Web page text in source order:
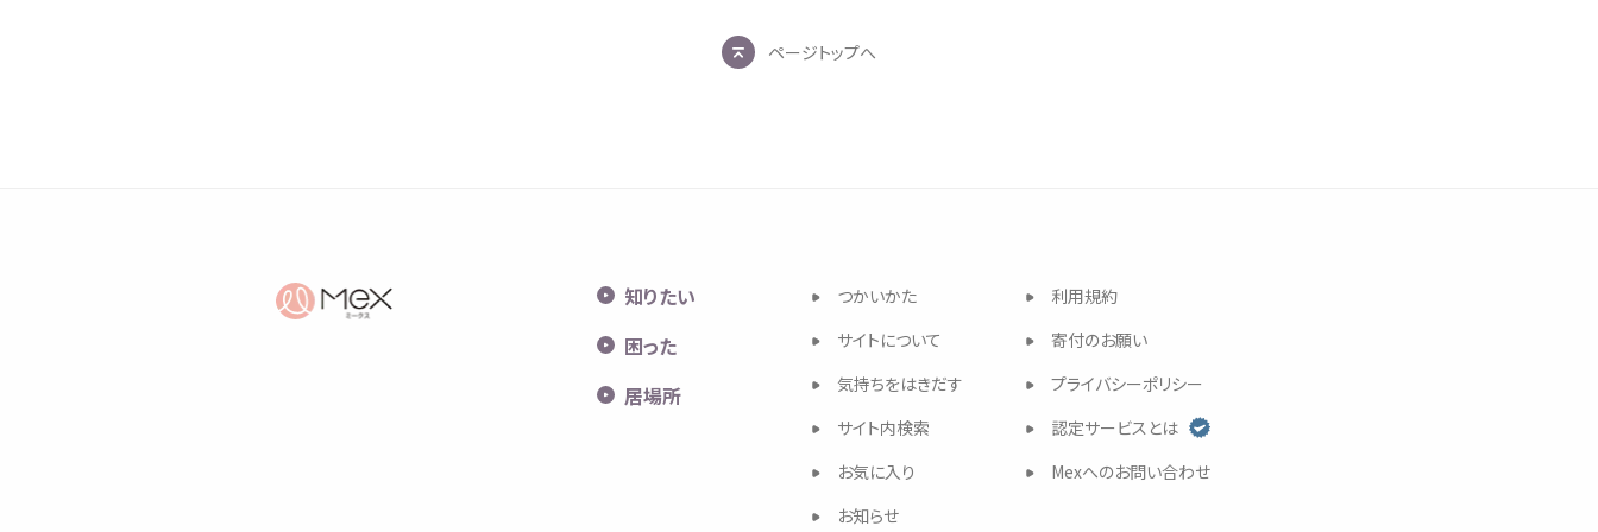
ページトップへ
知りたい
困った
居場所
つかいかた
サイトについて
気持ちをはきだす
サイト内検索
お気に入り
お知らせ
利用規約
寄付のお願い
プライバシーポリシー
認定サービスとは
Mexへのお問い合わせ